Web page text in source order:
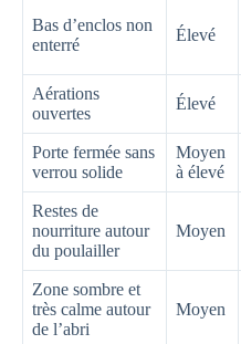
Bas d’enclos non
enterré
Élevé
Aérations
ouvertes
Élevé
Porte fermée sans
verrou solide
Moyen
à élevé
Restes de
nourriture autour
du poulailler
Moyen
Zone sombre et
très calme autour
de l’abri
Moyen